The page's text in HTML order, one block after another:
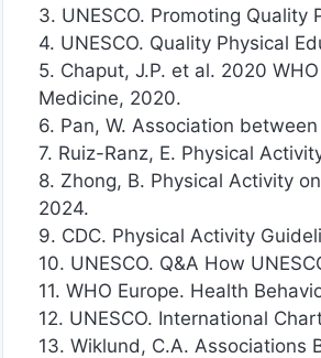
3. UNESCO. Promoting Quality
4. UNESCO. Quality Physical
5. Chaput, J.P. et al. 2020
Medicine, 2020.
6. Pan, W. Association
7. Ruiz-Ranz, E. Physical
8. Zhong, B. Physical Activity
2024.
9. CDC. Physical Activity
10. UNESCO. Q&A How
11. WHO Europe. Health
12. UNESCO. International
13. Wiklund, C.A.